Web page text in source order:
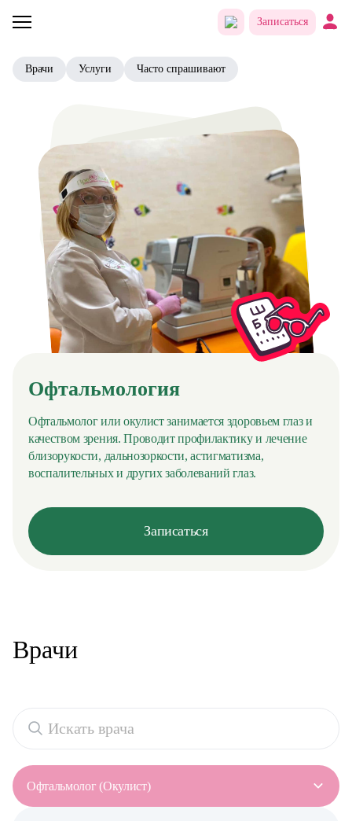
Записаться
Врачи Услуги Часто спрашивают
Офтальмология
Офтальмолог или окулист занимается здоровьем глаз и
качеством зрения. Проводит профилактику и лечение
близорукости, дальнозоркости, астигматизма,
воспалительных и других заболеваний глаз.
Записаться
Врачи
Офтальмолог (Окулист)